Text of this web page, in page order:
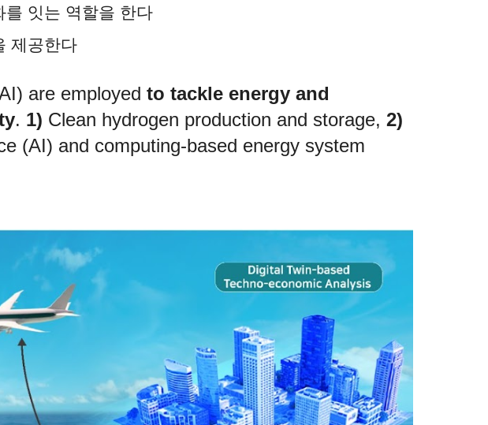
잇는 역할을 한다
제공한다
are employed to tackle energy and
. 1) Clean hydrogen production and storage, 2)
(AI) and computing-based energy system